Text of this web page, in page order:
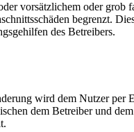
vorsätzlichem oder grob
begrenzt.
des Betreibers.
wird dem Nutzer per
dem Betreiber und